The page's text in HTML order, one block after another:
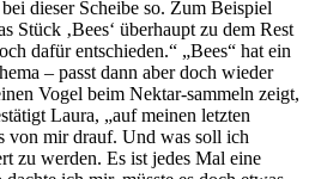
dieser Scheibe so. Zum Beispiel
Stück ‚Bees‘ überhaupt zu dem Rest
dafür entschieden.“ „Bees“ hat ein
– passt dann aber doch wieder
Vogel beim Nektar-sammeln zeigt,
Laura, „auf meinen letzten
von mir drauf. Und was soll ich
zu werden. Es ist jedes Mal eine